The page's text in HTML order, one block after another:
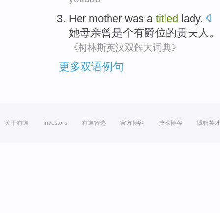
Her mother was a titled lady.
她母亲曾是个有爵位的贵夫人 。
《柯林斯英汉双解大词典》
更多双语例句
关于有道 Investors 有道智选 官方博客 技术博客 诚聘英才